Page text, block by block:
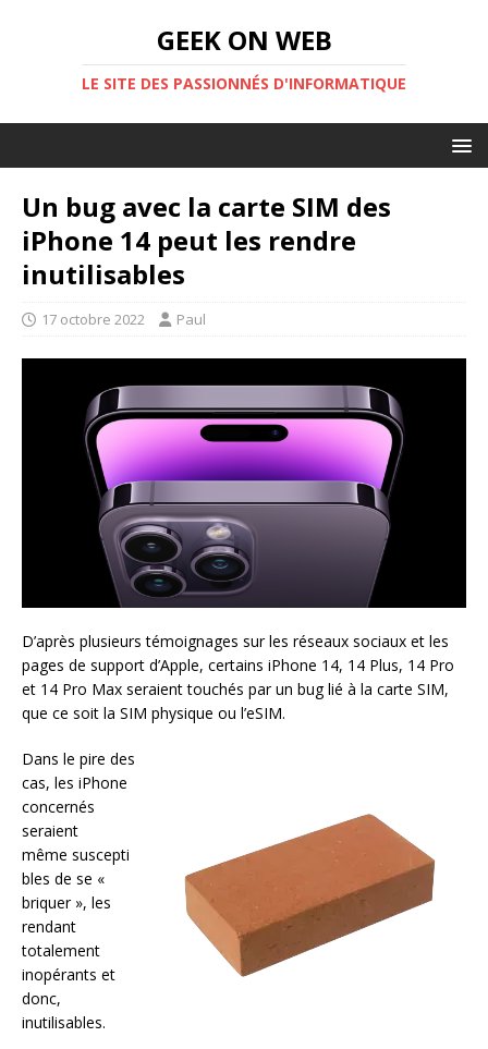
GEEK ON WEB
LE SITE DES PASSIONNÉS D'INFORMATIQUE
Un bug avec la carte SIM des
iPhone 14 peut les rendre
inutilisables
17 octobre 2022 Paul
D’après plusieurs témoignages sur les réseaux sociaux et les
pages de support d’Apple, certains iPhone 14, 14 Plus, 14 Pro
et 14 Pro Max seraient touchés par un bug lié à la carte SIM,
que ce soit la SIM physique ou l’eSIM.
Dans le pire des
cas, les iPhone
concernés
seraient
même suscepti
bles de se «
briquer », les
rendant
totalement
inopérants et
donc,
inutilisables.